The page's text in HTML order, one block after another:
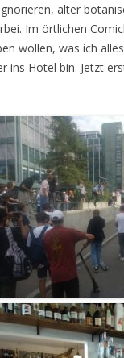
alter
Im örtlichen
wollen, was ich
ins Hotel bin. Jetzt